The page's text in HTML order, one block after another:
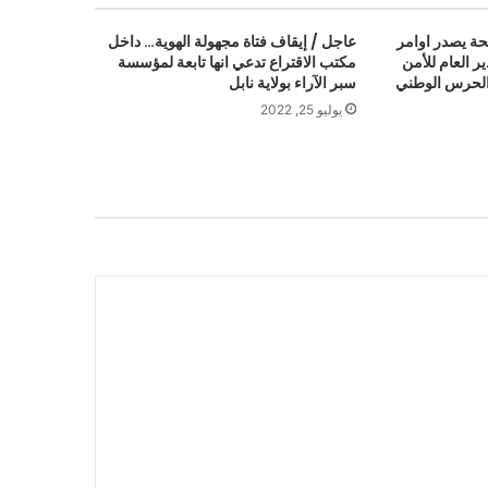
يصدر اوامر
العام للأمن
الحرس الوطني
عاجل / إيقاف فتاة مجهولة الهوية… داخل
مكتب الاقتراع تدعي انها تابعة لمؤسسة
سبر الآراء بولاية نابل
يوليو 25, 2022